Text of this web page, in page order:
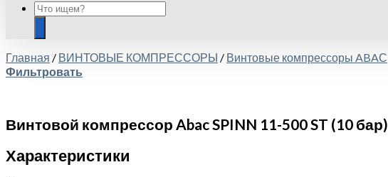
Главная / ВИНТОВЫЕ КОМПРЕССОРЫ / Винтовые компрессоры ABAС
Фильтровать
Винтовой компрессор Abac SPINN 11-500 ST (10 бар)
Характеристики